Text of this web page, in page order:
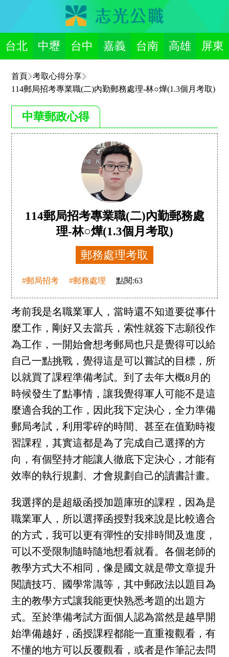
台北 中壢 台中 嘉義 台南 高雄 屏東
首頁
考取心得分享
114郵局招考專業職(二)內勤郵務處理-林○燁(1.3個月考取)
中華郵政心得
114郵局招考專業職(二)內勤郵務處
理-林○燁(1.3個月考取)
郵務處理考取
#郵局招考 #郵務處理 點閱:63
考前我是名職業軍人，當時還不知道要從事什
麼工作，剛好又去當兵，索性就簽下志願役作
為工作，一開始會想考郵局也只是覺得可以給
自己一點挑戰，覺得這是可以嘗試的目標，所
以就買了課程準備考試。到了去年大概8月的
時候發生了點事情，讓我覺得軍人可能不是這
麼適合我的工作，因此我下定決心，全力準備
郵局考試，利用零碎的時間、甚至在值勤時複
習課程，其實這都是為了完成自己選擇的方
向，有個堅持才能讓人徹底下定決心，才能有
效率的執行規劃、才會規劃自己的讀書計畫。
我選擇的是超級函授加題庫班的課程，因為是
職業軍人，所以選擇函授對我來說是比較適合
的方式，我可以更有彈性的安排時間及進度，
可以不受限制隨時隨地想看就看。各個老師的
教學方式大不相同，像是國文就是帶文章提升
閱讀技巧、國學常識等，其中郵政法以題目為
主的教學方式讓我能更快熟悉考題的出題方
式。至於準備考試方面個人認為當然是越早開
始準備越好，函授課程都能一直重複觀看，有
不懂的地方可以反覆觀看，或者是作筆記去問